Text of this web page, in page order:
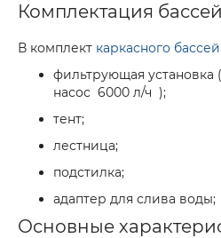
Комплектация
В комплект каркасного
фильтрующая установка
насос 6000 л/ч );
тент;
лестница;
подстилка;
адаптер для слива воды;
Основные